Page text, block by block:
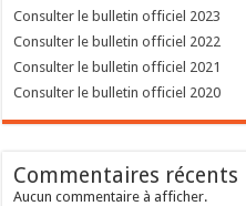
Consulter le bulletin officiel 2023
Consulter le bulletin officiel 2022
Consulter le bulletin officiel 2021
Consulter le bulletin officiel 2020
Commentaires récents
Aucun commentaire à afficher.